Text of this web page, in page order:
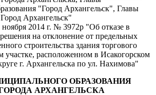
"Город Архангельск", Главы
Архангельск"
2014 г. № 3972р "Об отказе в
на отклонение от предельных
строительства здания торгового
участке, расположенном в Исакогорском
г. Архангельска по ул. Нахимова"
ОБРАЗОВАНИЯ
АРХАНГЕЛЬСКА